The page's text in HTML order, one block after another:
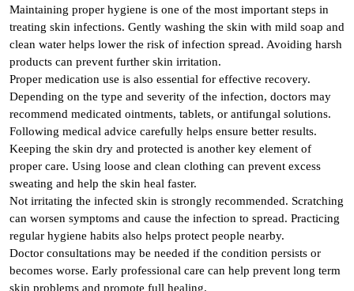
Maintaining proper hygiene is one of the most important steps in
treating skin infections. Gently washing the skin with mild soap and
clean water helps lower the risk of infection spread. Avoiding harsh
products can prevent further skin irritation.
Proper medication use is also essential for effective recovery.
Depending on the type and severity of the infection, doctors may
recommend medicated ointments, tablets, or antifungal solutions.
Following medical advice carefully helps ensure better results.
Keeping the skin dry and protected is another key element of
proper care. Using loose and clean clothing can prevent excess
sweating and help the skin heal faster.
Not irritating the infected skin is strongly recommended. Scratching
can worsen symptoms and cause the infection to spread. Practicing
regular hygiene habits also helps protect people nearby.
Doctor consultations may be needed if the condition persists or
becomes worse. Early professional care can help prevent long term
skin problems and promote full healing.